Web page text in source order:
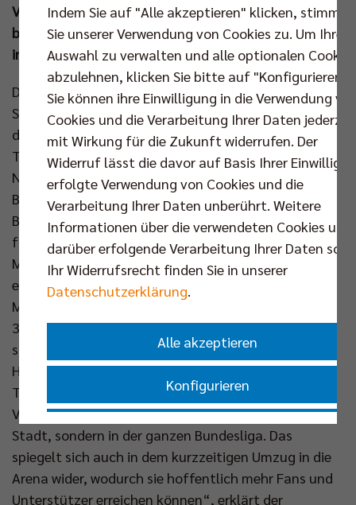
Volleyball Bundesliga schlägt der Deutsche Meister
beim VC Bitterfeld-Wolfen auf, der für dieses Match
in die Anhalt-Arena Dessau umzieht.
Die Mannschaft um Kapitän Ruben Schott tritt am
Samstagmittag eine der kürzesten Auswärtsfahrten
dieser Saison an. Nur knapp 120 Kilometer legt das
Team auf dem Weg nach Dessau zurück.
Normalerweise trägt der gastgebende Verein VC
Bitterfeld-Wolfen seine Heimspiele in der
Bernsteinhalle im Nachbarort Friedersdorf aus, aber
für das Highlight-Match gegen den Deutschen
Meister wechseln die „BiWos“ in die ca. 30 km
entfernte Anhalt-Arena. Damit steigt die
Maximalkapazität von 380 Zuschauern auf stolze
3.000 Plätze. Auch der Berliner Trainer Joel Banks ist
sich bewusst, wie wichtig der Schritt in eine größere
Halle für den Verein ist: „Geschäftsführer Lukas
Thielemann ist jemand, der super motiviert ist, den
Volleyball voranzubringen. Nicht nur in der eigenen
Stadt, sondern in der ganzen Bundesliga. Das
spiegelt sich auch in dem kurzzeitigen Umzug in die
Arena wider, wodurch sie hoffentlich mehr Fans und
Unterstützer erreichen können“, erklärt der
Indem Sie auf "Alle akzeptieren" klicken, stimmen
Sie unserer Verwendung von Cookies zu. Um Ihre
Auswahl zu verwalten und alle optionalen Cookies
abzulehnen, klicken Sie bitte auf "Konfigurieren".
Sie können ihre Einwilligung in die Verwendung
Cookies und die Verarbeitung Ihrer Daten
mit Wirkung für die Zukunft widerrufen. Der
Widerruf lässt die davor auf Basis Ihrer
erfolgte Verwendung von Cookies und die
Verarbeitung Ihrer Daten unberührt. Weitere
Informationen über die verwendeten Cookies und
darüber erfolgende Verarbeitung Ihrer Daten
Ihr Widerrufsrecht finden Sie in unserer
Datenschutzerklärung.
Alle akzeptieren
Konfigurieren
Nur essenzielle Cookies akzeptieren
Impressum |Datenschutzerklärung